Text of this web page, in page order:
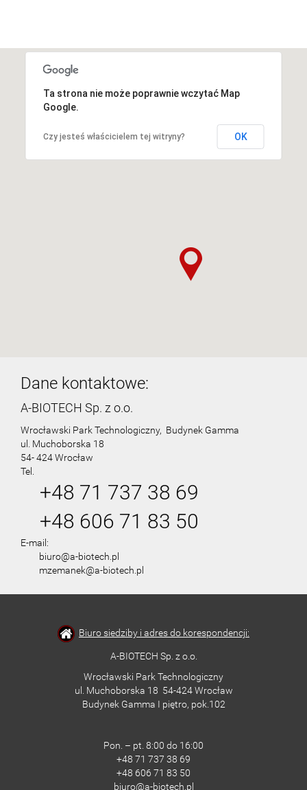
Ta strona nie może poprawnie wczytać Map
Google.
Czy jesteś właścicielem tej witryny? OK
Dane kontaktowe:
A-BIOTECH Sp. z o.o.
Wrocławski Park Technologiczny, Budynek Gamma
ul. Muchoborska 18
54- 424 Wrocław
Tel.
+48 71 737 38 69
+48 606 71 83 50
E-mail:
biuro@a-biotech.pl
mzemanek@a-biotech.pl
Biuro siedziby i adres do korespondencji:
A-BIOTECH Sp. z o.o.
Wrocławski Park Technologiczny
ul. Muchoborska 18 54-424 Wrocław
Budynek Gamma I piętro, pok.102
Pon. – pt. 8:00 do 16:00
+48 71 737 38 69
+48 606 71 83 50
biuro@a-biotech.pl